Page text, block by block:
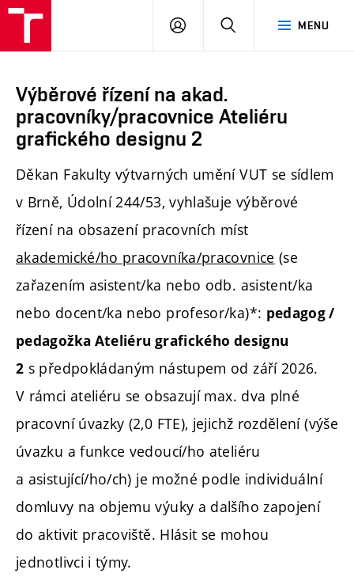
MENU
PŘIHLÁSIT
Výběrové řízení na akad.
pracovníky/pracovnice Ateliéru
grafického designu 2
Děkan Fakulty výtvarných umění VUT se sídlem
v Brně, Údolní 244/53, vyhlašuje výběrové
řízení na obsazení pracovních míst
akademické/ho pracovníka/pracovnice (se
zařazením asistent/ka nebo odb. asistent/ka
nebo docent/ka nebo profesor/ka)*: pedagog /
pedagožka Ateliéru grafického designu
2 s předpokládaným nástupem od září 2026.
V rámci ateliéru se obsazují max. dva plné
pracovní úvazky (2,0 FTE), jejichž rozdělení (výše
úvazku a funkce vedoucí/ho ateliéru
a asistující/ho/ch) je možné podle individuální
domluvy na objemu výuky a dalšího zapojení
do aktivit pracoviště. Hlásit se mohou
jednotlivci i týmy.